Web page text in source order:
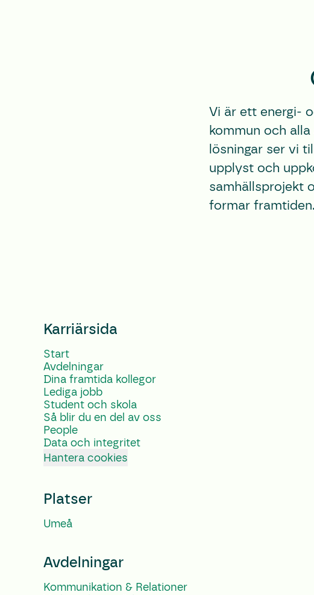
Vi är ett energi-
kommun och
lösningar ser vi
upplyst och
samhällsprojekt
​formar framtiden.
Karriärsida
Start
Avdelningar
Dina framtida kollegor
Lediga jobb
Student och skola
Så blir du en del av oss
People
Data och integritet
Hantera cookies
Platser
Umeå
Avdelningar
Kommunikation & Relationer